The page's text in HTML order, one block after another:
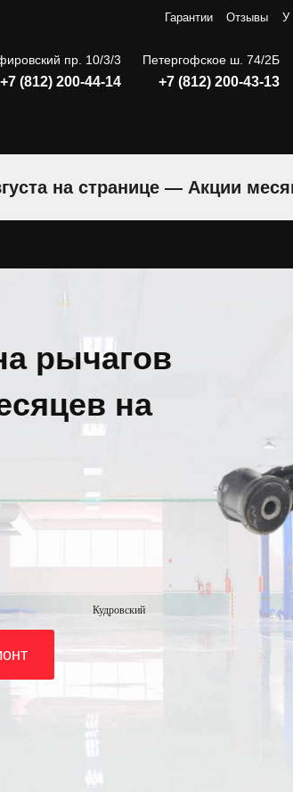
Гарантии Отзывы У
пр. 10/3/3
+7 (812) 200-44-14
Петергофское ш. 74/2Б
+7 (812) 200-43-13
на странице — Акции
рычагов
на
Кудровский